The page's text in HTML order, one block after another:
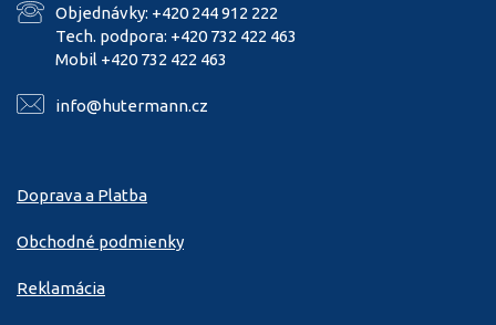
Objednávky: +420 244 912 222
Tech. podpora: +420 732 422 463
Mobil +420 732 422 463
info@hutermann.cz
Doprava a Platba
Obchodné podmienky
Reklamácia